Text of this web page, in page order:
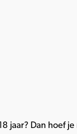
jaar? Dan hoef